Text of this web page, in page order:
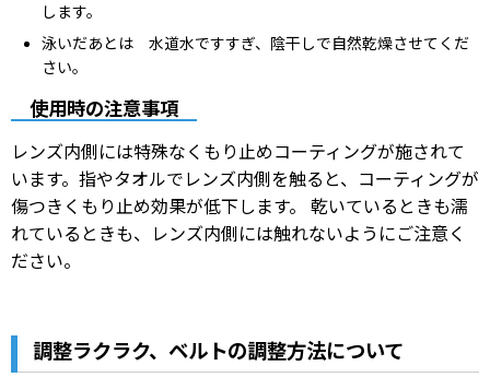
します。
泳いだあとは 水道水ですすぎ、陰干しで自然乾燥させてくだ
さい。
使用時の注意事項
レンズ内側には特殊なくもり止めコーティングが施されて
います。指やタオルでレンズ内側を触ると、コーティングが
傷つきくもり止め効果が低下します。 乾いているときも濡
れているときも、レンズ内側には触れないようにご注意く
ださい。
調整ラクラク、ベルトの調整方法について